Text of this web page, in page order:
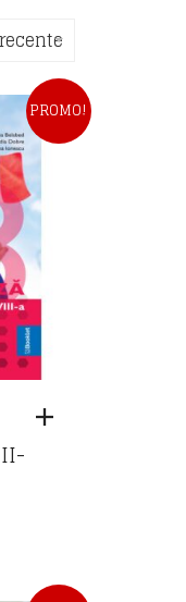
PROMO!
ESTE: